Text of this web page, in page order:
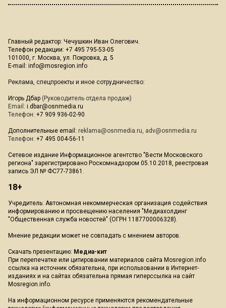
Главный редактор: Чечушкин Иван Олегович.
Телефон редакции: +7 495 795-53-05
101000, г. Москва, ул. Покровка, д. 5
E-mail: info@mosregion.info
Реклама, спецпроекты и иное сотрудничество:
Игорь Дбар (Руководитель отдела продаж)
Email: i.dbar@osnmedia.ru
Телефон: +7 909 936-02-90
Дополнительные email: reklama@osnmedia.ru, adv@osnmedia.ru
Телефон: +7 495 004-56-11
Сетевое издание Информационное агентство "Вести Московского
региона" зарегистрировано Роскомнадзором 05.10.2018, реестровая
запись ЭЛ № ФС77-73861.
18+
Учредитель: Автономная некоммерческая организация содействия
информированию и просвещению населения "Медиахолдинг
"Общественная служба новостей" (ОГРН 1187700006328).
Мнение редакции может не совпадать с мнением авторов.
Скачать презентацию: Медиа-кит
При перепечатке или цитировании материалов сайта Mosregion.info
ссылка на источник обязательна, при использовании в Интернет-
изданиях и на сайтах обязательна прямая гиперссылка на сайт
Mosregion.info.
На информационном ресурсе применяются рекомендательные